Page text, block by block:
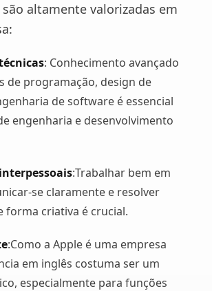
altamente valorizadas em
: Conhecimento avançado
de programação, design de
de software é essencial
engenharia e desenvolvimento
:Trabalhar bem em
se claramente e resolver
forma criativa é crucial.
:Como a Apple é uma empresa
em inglês costuma ser um
especialmente para funções